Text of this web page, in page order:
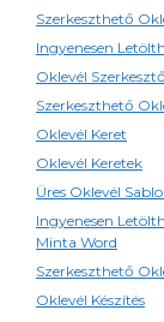
Szerkeszthető
Ingyenesen
Oklevél Szerkesztő
Szerkeszthető
Oklevél Keret
Oklevél Keretek
Üres Oklevél
Ingyenesen
Minta Word
Szerkeszthető
Oklevél Készítés